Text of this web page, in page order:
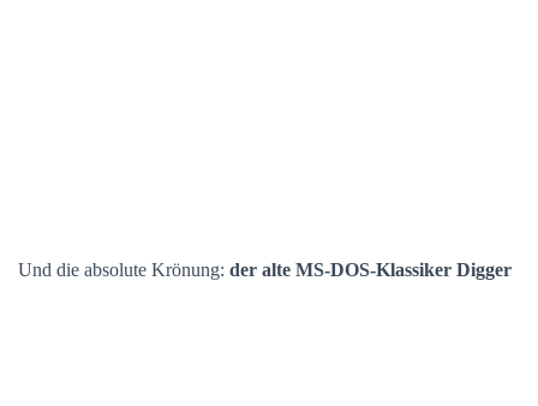
Und die absolute Krönung: der alte MS-DOS-Klassiker Digger